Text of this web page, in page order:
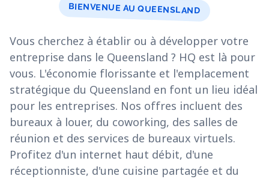
BIENVENUE AU QUEENSLAND
Vous cherchez à établir ou à développer votre
entreprise dans le Queensland ? HQ est là pour
vous. L'économie florissante et l'emplacement
stratégique du Queensland en font un lieu idéal
pour les entreprises. Nos offres incluent des
bureaux à louer, du coworking, des salles de
réunion et des services de bureaux virtuels.
Profitez d'un internet haut débit, d'une
réceptionniste, d'une cuisine partagée et du